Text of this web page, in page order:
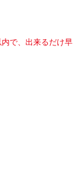
で、出来るだけ早